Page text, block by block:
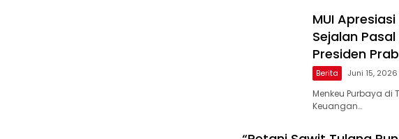
MUI
Sejalan Pasal
Presiden
Berita Juni 15, 2026
Menkeu Purbaya di
Keuangan…